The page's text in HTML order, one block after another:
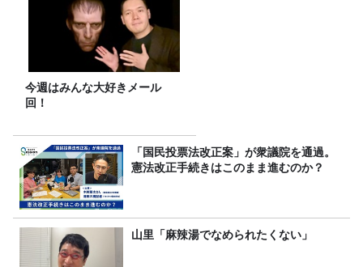
今週はみんな大好きメール
回！
「国民投票法改正案」が衆議院を通過。
憲法改正手続きはこのまま進むのか？
山里「麻辣湯でなめられたくない」